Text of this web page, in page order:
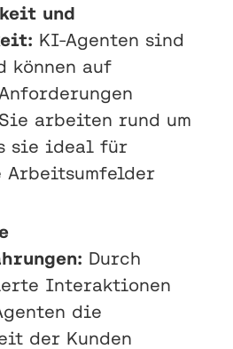
und
KI-Agenten sind
können auf
arbeiten rund um
sie ideal für
Arbeitsumfelder
Durch
Interaktionen
die
der Kunden